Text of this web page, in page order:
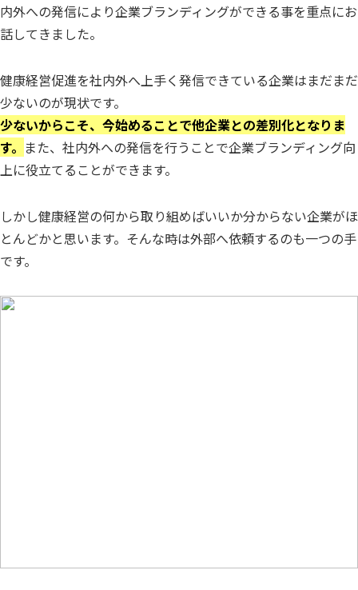
内外への発信により企業ブランディングができる事を重点にお
話してきました。
健康経営促進を社内外へ上手く発信できている企業はまだまだ
少ないのが現状です。
少ないからこそ、今始めることで他企業との差別化となりま
す。 また、社内外への発信を行うことで企業ブランディング向
上に役立てることができます。
しかし健康経営の何から取り組めばいいか分からない企業がほ
とんどかと思います。そんな時は外部へ依頼するのも一つの手
です。